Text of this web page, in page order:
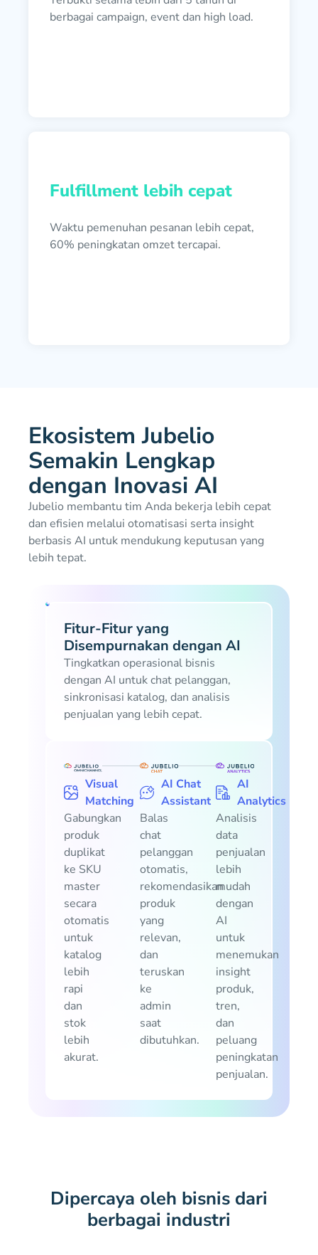
berbagai campaign, event dan high load.
Fulfillment lebih cepat
Waktu pemenuhan pesanan lebih cepat,
60% peningkatan omzet tercapai.
Ekosistem Jubelio
Semakin Lengkap
dengan Inovasi AI
Jubelio membantu tim Anda bekerja lebih cepat
dan efisien melalui otomatisasi serta insight
berbasis AI untuk mendukung keputusan yang
lebih tepat.
Fitur-Fitur yang
Disempurnakan dengan AI
Tingkatkan operasional bisnis
dengan AI untuk chat pelanggan,
sinkronisasi katalog, dan analisis
penjualan yang lebih cepat.
Visual
Matching
Gabungkan
produk
duplikat
ke SKU
master
secara
otomatis
untuk
katalog
lebih
rapi
dan
stok
lebih
akurat.
AI Chat
Assistant
Balas
chat
pelanggan
otomatis,
rekomendasikan
produk
yang
relevan,
dan
teruskan
ke
admin
saat
dibutuhkan.
AI
Analytics
Analisis
data
penjualan
lebih
mudah
dengan
AI
untuk
menemukan
insight
produk,
tren,
dan
peluang
peningkatan
penjualan.
Dipercaya oleh bisnis dari
berbagai industri